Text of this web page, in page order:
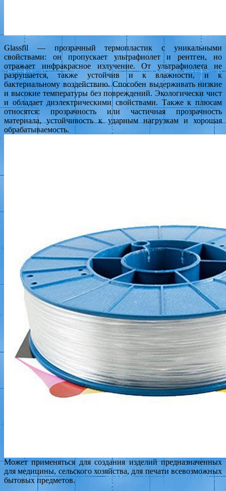
Glassfil — прозрачный термопластик с уникальными
свойствами: он пропускает ультрафиолет и рентген, но
отражает инфракрасное излучение. От ультрафиолета не
разрушается, также устойчив и к влажности, и к
бактериальному воздействию. Способен выдерживать низкие
и высокие температуры без повреждений. Экологически чист
и обладает диэлектрическими свойствами. Также к плюсам
относятся: прозрачность или частичная прозрачность
материала, устойчивость к ударным нагрузкам и хорошая
обрабатываемость.
Может применяться для создания изделий предназначенных
для медицины, сельского хозяйства, для печати всевозможных
бытовых предметов.